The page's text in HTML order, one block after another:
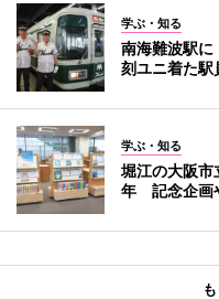
学ぶ・知る
南海難波駅
刻ユニ着た駅
学ぶ・知る
堀江の大阪
年 記念企画